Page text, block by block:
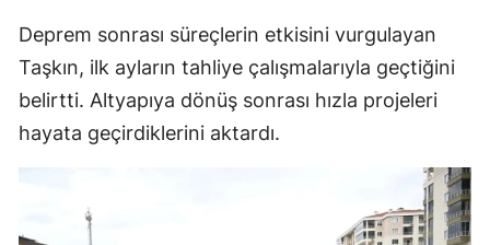
Deprem sonrası süreçlerin etkisini vurgulayan
Taşkın, ilk ayların tahliye çalışmalarıyla geçtiğini
belirtti. Altyapıya dönüş sonrası hızla projeleri
hayata geçirdiklerini aktardı.